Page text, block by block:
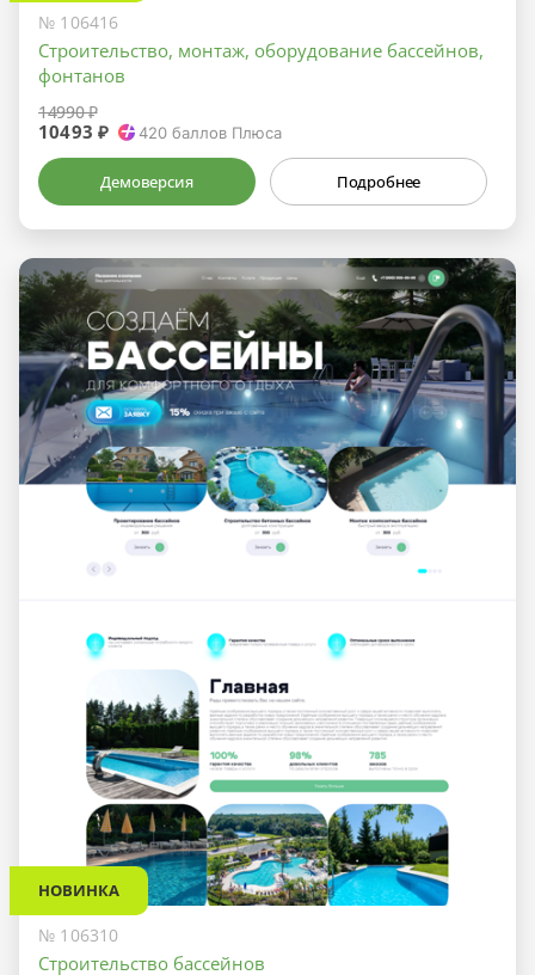
№ 106416
Строительство, монтаж, оборудование бассейнов,
фонтанов
14990 ₽
10493 ₽ 420 баллов Плюса
Демоверсия Подробнее
НОВИНКА
№ 106310
Строительство бассейнов